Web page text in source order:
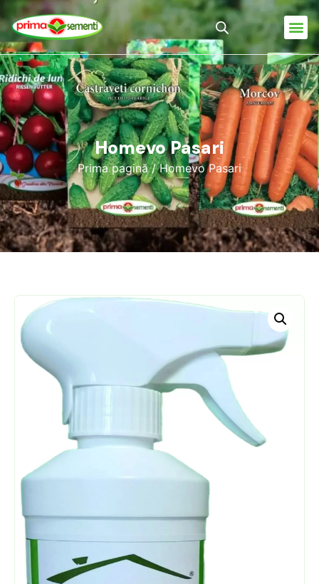
Homevo Pasari
Prima pagină/ Homevo Pasari